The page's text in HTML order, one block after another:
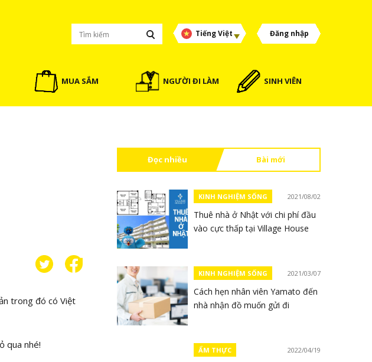
Tiếng Việt Đăng nhập
MUA SẮM NGƯỜI ĐI LÀM SINH VIÊN
trong đó có Việt
qua nhé!
Đọc nhiều Bài mới
KINH NGHIỆM SỐNG 2021/08/02
Thuê nhà ở Nhật với chi phí đầu
vào cực thấp tại Village House
KINH NGHIỆM SỐNG 2021/03/07
Cách hẹn nhân viên Yamato đến
nhà nhận đồ muốn gửi đi
ẨM THỰC 2022/04/19